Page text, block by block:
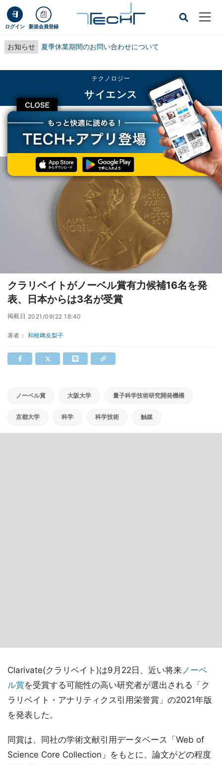
ログイン 新規会員登録
お知らせ 夏季休業期間のお問い合わせについて
CLOSE
テクノロジー
サイエンス
TECH+ テクノロジー
サイエンス
クラリベイトがノーベル賞有力候補16名を発表、日本からは3名が受賞
クラリベイトがノーベル賞有力候補16名を発
表、日本からは3名が受賞
掲載日 2021/09/22 18:40
著者： 和根﨑友梨子
ノーベル賞 大阪大学 量子科学技術研究開発機構
京都大学 科学 科学技術 触媒
Clarivate(クラリベイト)は9月22日、近い将来ノーベ
ル賞を受賞する可能性の高い研究者が選出される「ク
ラリベイト・アナリティクス引用栄誉賞」の2021年版
を発表した。
同賞は、同社の学術文献引用データベース「Web of
Science Core Collection」をもとに、論文がどの程度